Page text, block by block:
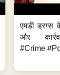
एमडी ड्रग्स
और
#Crime